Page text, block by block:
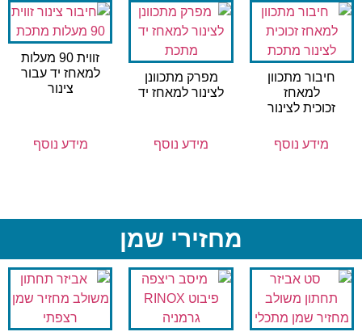
חיבור מתכוון
למאחז
זכוכית לצינור
מידע נוסף
מפרק מתכוונן
לצינור למאחז יד
מידע נוסף
זווית 90 מעלות
למאחז יד עבור
צינור
מידע נוסף
מחזירי שמן